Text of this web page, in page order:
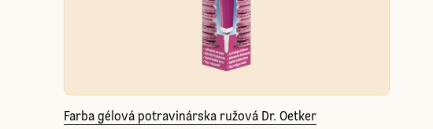
Farba gélová potravinárska ružová Dr. Oetker